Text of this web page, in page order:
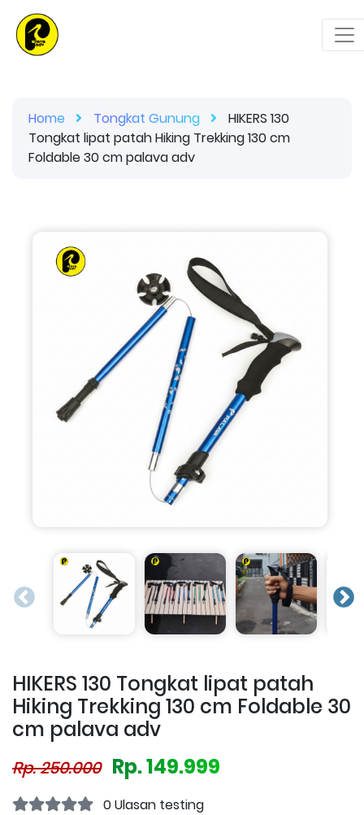
Home Tongkat Gunung
HIKERS 130
Tongkat lipat patah Hiking Trekking 130 cm
Foldable 30 cm palava adv
HIKERS 130 Tongkat lipat patah
Hiking Trekking 130 cm Foldable 30
cm palava adv
Rp. 250.000 Rp. 149.999
0 Ulasan testing